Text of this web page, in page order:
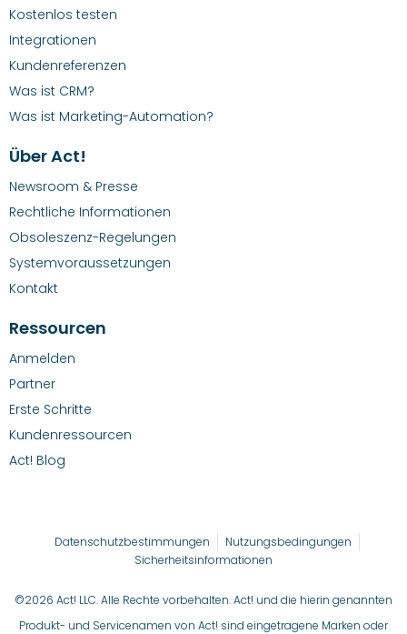
Kostenlos testen
Integrationen
Kundenreferenzen
Was ist CRM?
Was ist Marketing-Automation?
Über Act!
Newsroom & Presse
Rechtliche Informationen
Obsoleszenz-Regelungen
Systemvoraussetzungen
Kontakt
Ressourcen
Anmelden
Partner
Erste Schritte
Kundenressourcen
Act! Blog
Datenschutzbestimmungen
Nutzungsbedingungen
Sicherheitsinformationen
©2026 Act! LLC. Alle Rechte vorbehalten. Act! und die hierin genannten
Produkt- und Servicenamen von Act! sind eingetragene Marken oder